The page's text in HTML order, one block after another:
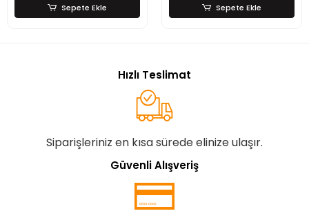
Sepete Ekle Sepete Ekle
Hızlı Teslimat
Siparişleriniz en kısa sürede elinize ulaşır.
Güvenli Alışveriş